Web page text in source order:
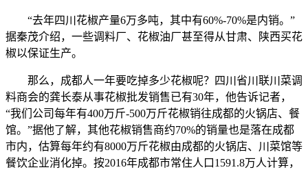
“去年四川花椒产量6万多吨，其中有60%-70%是内销。”
据秦茂介绍，一些调料厂、花椒油厂甚至得从甘肃、陕西买花
椒以保证生产。
那么，成都人一年要吃掉多少花椒呢？四川省川联川菜调
料商会的龚长泰从事花椒批发销售已有30年，他告诉记者，
“我们公司每年有400万斤-500万斤花椒销往成都的火锅店、餐
馆。”据他了解，其他花椒销售商约70%的销量也是落在成都
市内，估算每年约有8000万斤花椒由成都的火锅店、川菜馆等
餐饮企业消化掉。按2016年成都市常住人口1591.8万人计算，